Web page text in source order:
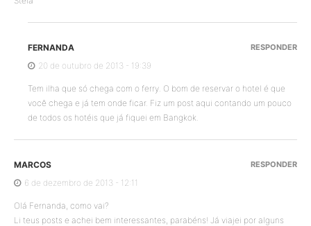
FERNANDA
20 de outubro de 2013 - 19:39
Tem ilha que só chega com o ferry. O bom de reservar o hotel é que
você chega e já tem onde ficar. Fiz um post aqui contando um pouco
de todos os hotéis que já fiquei em Bangkok.
RESPONDER
MARCOS
6 de dezembro de 2013 - 12:11
Olá Fernanda, como vai?
Li teus posts e achei bem interessantes, parabéns! Já viajei por alguns
RESPONDER